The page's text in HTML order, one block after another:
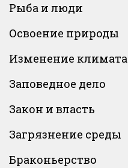
Рыба и люди
Освоение природы
Изменение климата
Заповедное дело
Закон и власть
Загрязнение среды
Браконьерство